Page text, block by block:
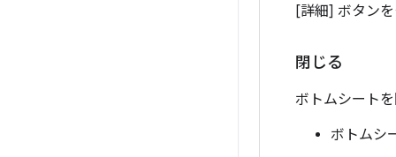
[詳細] ボタン
閉じる
ボトムシート
ボトムシ